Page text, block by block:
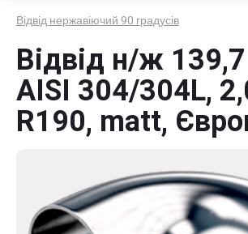
Відвід нержавіючий 90 градусів
Відвід н/ж
AISI 304/304L,
R190, matt,